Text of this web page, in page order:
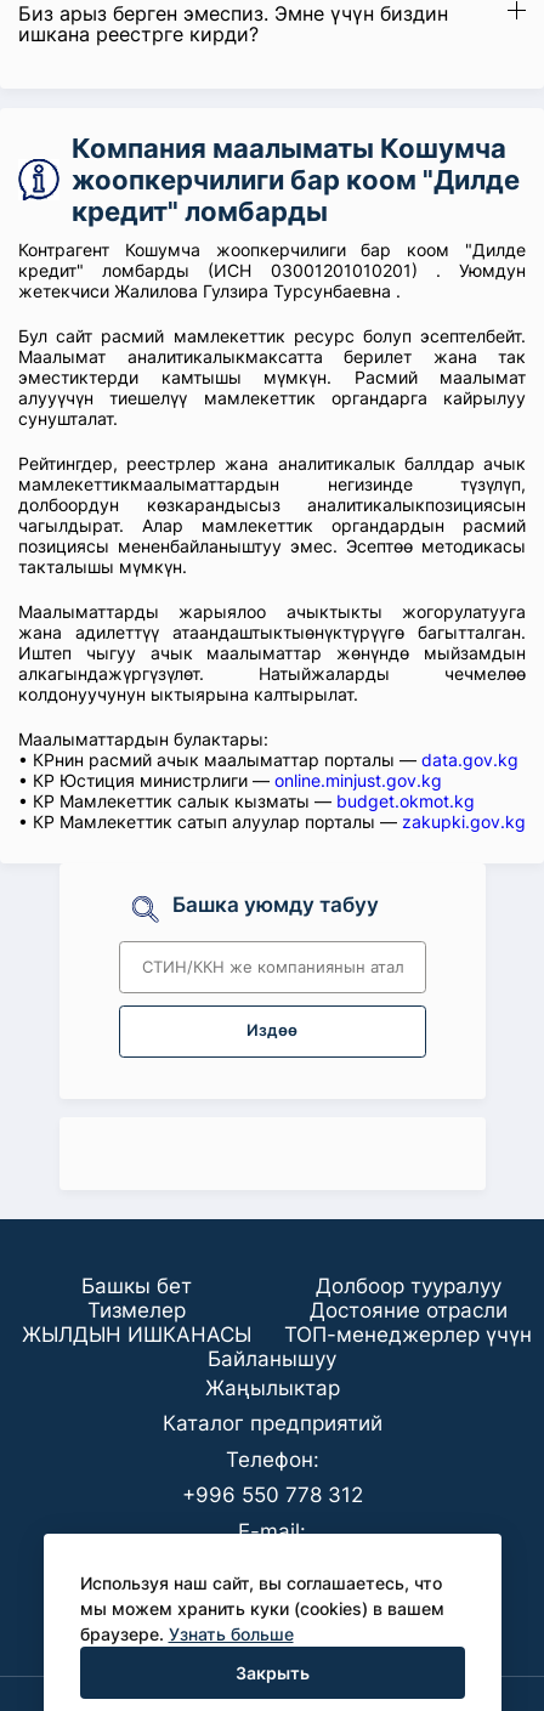
Биз арыз берген эмеспиз. Эмне үчүн биздин
ишкана реестрге кирди?
Компания маалыматы Кошумча
жоопкерчилиги бар коом "Дилде
кредит" ломбарды
Контрагент Кошумча жоопкерчилиги бар коом "Дилде
кредит" ломбарды (ИСН 03001201010201) . Уюмдун
жетекчиси Жалилова Гулзира Турсунбаевна .
Бул сайт расмий мамлекеттик ресурс болуп эсептелбейт.
Маалымат аналитикалыкмаксатта берилет жана так
эместиктерди камтышы мүмкүн. Расмий маалымат
алууүчүн тиешелүү мамлекеттик органдарга кайрылуу
сунушталат.
Рейтингдер, реестрлер жана аналитикалык баллдар ачык
мамлекеттикмаалыматтардын негизинде түзүлүп,
долбоордун көзкарандысыз аналитикалыкпозициясын
чагылдырат. Алар мамлекеттик органдардын расмий
позициясы мененбайланыштуу эмес. Эсептөө методикасы
такталышы мүмкүн.
Маалыматтарды жарыялоо ачыктыкты жогорулатууга
жана адилеттүү атаандаштыктыөнүктүрүүгө багытталган.
Иштеп чыгуу ачык маалыматтар жөнүндө мыйзамдын
алкагындажүргүзүлөт. Натыйжаларды чечмелөө
колдонуучунун ыктыярына калтырылат.
Маалыматтардын булактары:
• КРнин расмий ачык маалыматтар порталы — data.gov.kg
• КР Юстиция министрлиги — online.minjust.gov.kg
• КР Мамлекеттик салык кызматы — budget.okmot.kg
• КР Мамлекеттик сатып алуулар порталы — zakupki.gov.kg
Башка уюмду табуу
Издөө
Используя наш сайт, вы соглашаетесь, что
мы можем хранить куки (cookies) в вашем
браузере. Узнать больше
Закрыть
Башкы бет
Долбоор тууралуу
Тизмелер
Достояние отрасли
ЖЫЛДЫН ИШКАНАСЫ
ТОП-менеджерлер үчүн
Байланышуу
Жаңылыктар
Каталог предприятий
Телефон:
+996 550 778 312
E-mail:
БААК үчүн:
pr@analyt-kg.com
Политика конфиденциальности